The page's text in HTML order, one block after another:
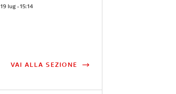
19 lug - 15:14
VAI ALLA SEZIONE